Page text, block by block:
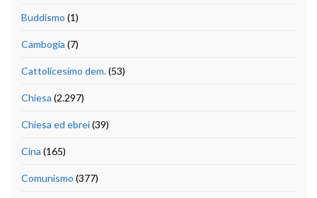
Buddismo (1)
Cambogia (7)
Cattolicesimo dem.(53)
Chiesa (2.297)
Chiesa ed ebrei(39)
Cina (165)
Comunismo (377)